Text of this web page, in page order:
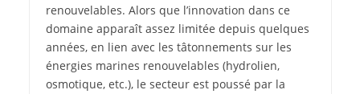
renouvelables. Alors que l’innovation dans ce
domaine apparaît assez limitée depuis quelques
années, en lien avec les tâtonnements sur les
énergies marines renouvelables (hydrolien,
osmotique, etc.), le secteur est poussé par la